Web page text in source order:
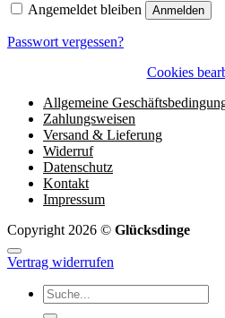
Angemeldet bleiben Anmelden
Passwort vergessen?
Cookies
Allgemeine
Zahlungsweisen
Versand & Lieferung
Widerruf
Datenschutz
Kontakt
Impressum
Copyright 2026 © Glücksdinge
Vertrag widerrufen
Suchen
nach: